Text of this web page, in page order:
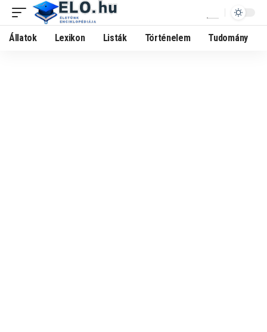
Állatok Lexikon Listák Történelem Tudomány